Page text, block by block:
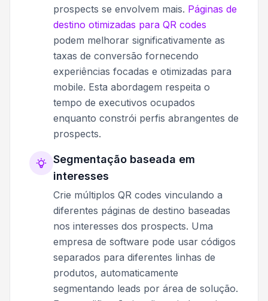
prospects se envolvem mais. Páginas de
destino otimizadas para QR codes
podem melhorar significativamente as
taxas de conversão fornecendo
experiências focadas e otimizadas para
mobile. Esta abordagem respeita o
tempo de executivos ocupados
enquanto constrói perfis abrangentes de
prospects.
Segmentação baseada em
interesses
Crie múltiplos QR codes vinculando a
diferentes páginas de destino baseadas
nos interesses dos prospects. Uma
empresa de software pode usar códigos
separados para diferentes linhas de
produtos, automaticamente
segmentando leads por área de solução.